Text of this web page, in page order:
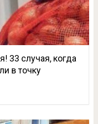
33 случая, когда
в точку